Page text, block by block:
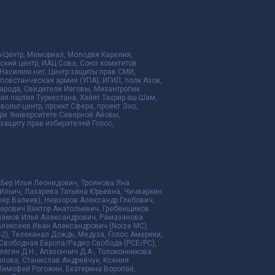
Центр, Мемориал, Молодая Карелия,
центр, ИАЦ Сова, Союз комитетов
Центр защиты прав СМИ,
армия (УПА), ИГИЛ, полк Азов,
Свидетели Иеговы, Мизантропик
партия Туркестана, Хайят Тахрир аш-Шам,
центр, проект Сфера, проект Эхо,
Университете Северной Айовы,
прав избирателей Голос,
Илья Леонидович, Троянова Яна
Лазарева Татьяна Юрьевна, Чичваркин
Валеев), Невзоров Александр Глебович,
Виктор Анатольевич, Гребенщиков
Илья Александрович, Рамазанова
Иван Александрович (Noize MC),
Телеканал Дождь, Медуза, Голос Америки,
Европа/Радио Свобода (PCE/PC),
Д.Н., Апахончич Д.А., Толоконникова
Станислав Андрейчук, Ксения
Рогожин, Екатерина Воропай,